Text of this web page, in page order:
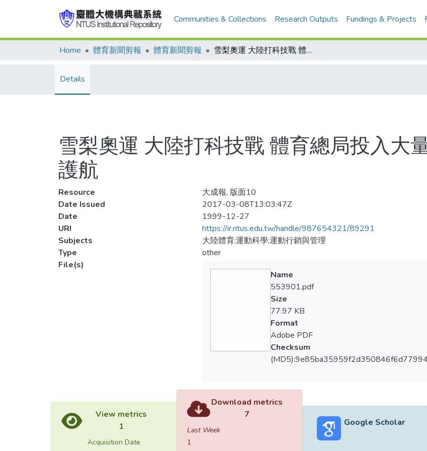
Communities & Collections Research Outputs Fundings & Projects
Home 體育新聞剪報 體育新聞剪報 雪梨奧運 大陸打科技戰 體育總局投入大量科技人才 為體育軍團護航
Details
雪梨奧運 大陸打科技戰 體育總局投入大
護航
Resource
大成報, 版面10
Date Issued
2017-03-08T13:03:47Z
Date
1999-12-27
URI
https://ir.ntus.edu.tw/handle/987654321/89291
Subjects
大陸體育;運動科學;運動行銷與管理
Type
other
File(s)
Name
553901.pdf
Size
77.97 KB
Format
Adobe PDF
Checksum
View metrics
1
Acquisition Date
Download metrics
7
Last Week
1
Google Scholar